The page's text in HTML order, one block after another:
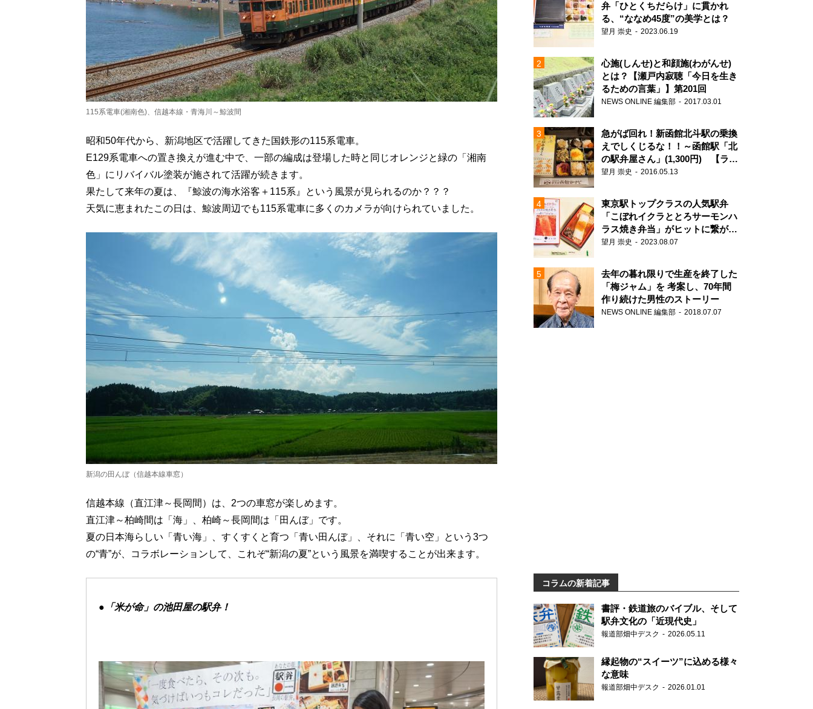
115系電車(湘南色)、信越本線・青海川～鯨波間
昭和50年代から、新潟地区で活躍してきた国鉄形の115系電車。
E129系電車への置き換えが進む中で、一部の編成は登場した時と同じオレンジと緑の「湘南
色」にリバイバル塗装が施されて活躍が続きます。
果たして来年の夏は、『鯨波の海水浴客＋115系』という風景が見られるのか？？？
天気に恵まれたこの日は、鯨波周辺でも115系電車に多くのカメラが向けられていました。
新潟の田んぼ（信越本線車窓）
信越本線（直江津～長岡間）は、2つの車窓が楽しめます。
直江津～柏崎間は「海」、柏崎～長岡間は「田んぼ」です。
夏の日本海らしい「青い海」、すくすくと育つ「青い田んぼ」、それに「青い空」という3つ
の“青”が、コラボレーションして、これぞ“新潟の夏”という風景を満喫することが出来ます。
●「米が命」の池田屋の駅弁！
弁「ひとくちだらけ」に貫かれ
る、“ななめ45度”の美学とは？
望月 崇史 2023.06.19
心施(しんせ)と和顔施(わがんせ)
とは？【瀬戸内寂聴「今日を生き
るための言葉」】第201回
NEWS ONLINE 編集部 2017.03.01
急がば回れ！新函館北斗駅の乗換
えでしくじるな！！～函館駅「北
の駅弁屋さん」(1,300円) 【ライ
ター望月の駅弁膝栗毛】
望月 崇史 2016.05.13
東京駅トップクラスの人気駅弁
「こぼれイクラととろサーモンハ
ラス焼き弁当」がヒットに繋がっ
た理由
望月 崇史 2023.08.07
去年の暮れ限りで生産を終了した
「梅ジャム」を 考案し、70年間
作り続けた男性のストーリー
NEWS ONLINE 編集部 2018.07.07
コラムの新着記事
書評・鉄道旅のバイブル、そして
駅弁文化の「近現代史」
報道部畑中デスク 2026.05.11
縁起物の“スイーツ”に込める様々
な意味
報道部畑中デスク 2026.01.01